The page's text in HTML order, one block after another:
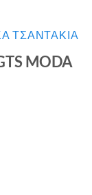
ΤΣΑΝΤΑΚΙΑ
MODA